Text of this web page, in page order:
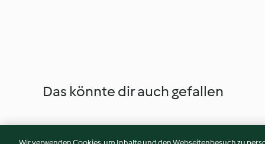
Das könnte dir auch gefallen